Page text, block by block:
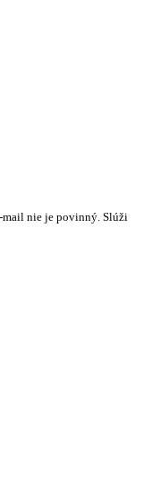
mail nie je povinný. Slúži